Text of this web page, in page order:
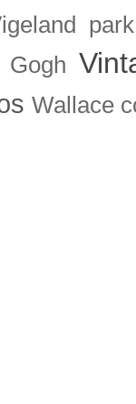
park
Gogh
Wallace